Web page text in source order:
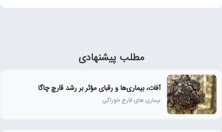
مطلب پیشنهادی
آفات، بیماری‌ها و رقبای مؤثر بر رشد قارچ چاگا
بیماری های قارچ خوراکی